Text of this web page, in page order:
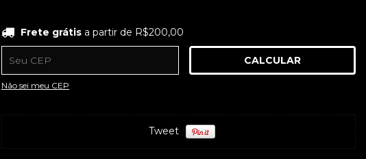
Frete grátisa partir deR$200,00
Frete grátisa partir de R$200,00
CALCULAR
Não sei meu CEP
Tweet